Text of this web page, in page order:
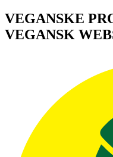
VEGANSKE
VEGANSK